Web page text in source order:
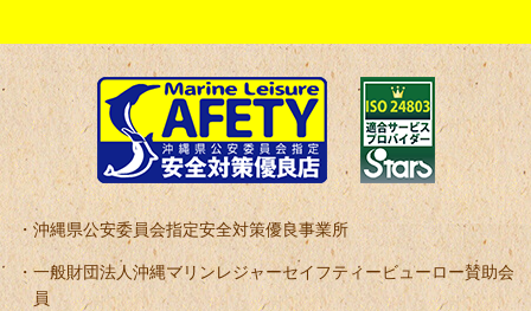
沖縄県公安委員会指定安全対策優良事業所
一般財団法人沖縄マリンレジャーセイフティービューロー賛助会
員